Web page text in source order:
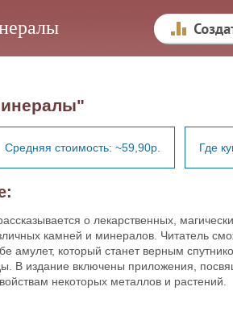
Средняя стоимость: ~59,90р. Где
о лекарственных,
камней и минералов. Читатель
амулет, который станет верным
В издание включены приложения,
некоторых металлов и растений.